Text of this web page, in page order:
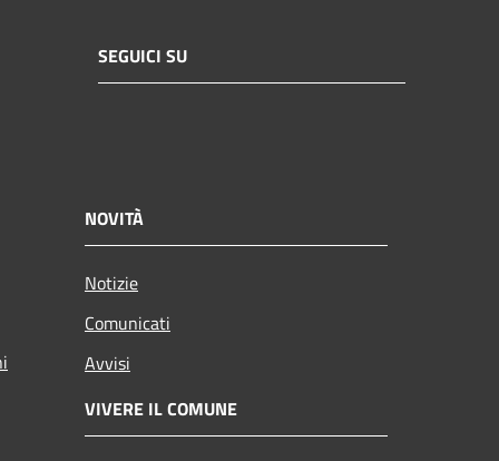
SEGUICI SU
NOVITÀ
Notizie
Comunicati
Avvisi
VIVERE IL COMUNE